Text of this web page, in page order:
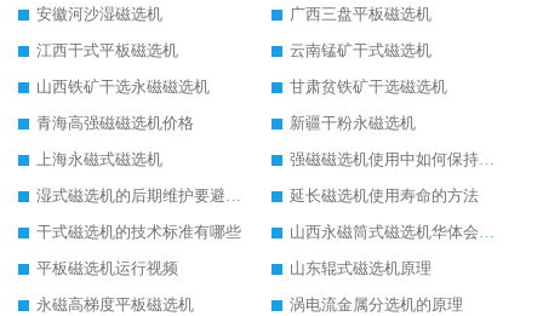
安徽河沙湿磁选机
广西三盘平板磁选机
江西干式平板磁选机
云南锰矿干式磁选机
山西铁矿干选永磁磁选机
甘肃贫铁矿干选磁选机
青海高强磁磁选机价格
新疆干粉永磁选机
上海永磁式磁选机
强磁磁选机使用中如何保持其顺畅运行
湿式磁选机的后期维护要避开哪些坑
延长磁选机使用寿命的方法
干式磁选机的技术标准有哪些
山西永磁筒式磁选机华体会手机网页版-华体会(中国)
平板磁选机运行视频
山东辊式磁选机原理
永磁高梯度平板磁选机
涡电流金属分选机的原理